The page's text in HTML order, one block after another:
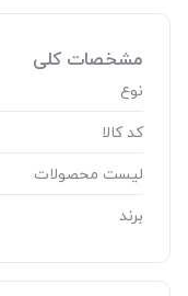
مشخصات کلی
نوع
کد کالا
لیست محصولات
برند